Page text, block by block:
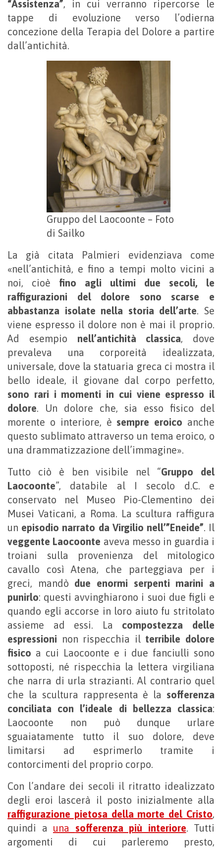
“Assistenza”, in cui verranno ripercorse le
tappe di evoluzione verso l’odierna
concezione della Terapia del Dolore a partire
dall’antichità.
Gruppo del Laocoonte – Foto
di Sailko
La già citata Palmieri evidenziava come
«nell’antichità, e fino a tempi molto vicini a
noi, cioè fino agli ultimi due secoli, le
raffigurazioni del dolore sono scarse e
abbastanza isolate nella storia dell’arte. Se
viene espresso il dolore non è mai il proprio.
Ad esempio nell’antichità classica, dove
prevaleva una corporeità idealizzata,
universale, dove la statuaria greca ci mostra il
bello ideale, il giovane dal corpo perfetto,
sono rari i momenti in cui viene espresso il
dolore. Un dolore che, sia esso fisico del
morente o interiore, è sempre eroico anche
questo sublimato attraverso un tema eroico, o
una drammatizzazione dell’immagine».
Tutto ciò è ben visibile nel “Gruppo del
Laocoonte”, databile al I secolo d.C. e
conservato nel Museo Pio-Clementino dei
Musei Vaticani, a Roma. La scultura raffigura
un episodio narrato da Virgilio nell’”Eneide”. Il
veggente Laocoonte aveva messo in guardia i
troiani sulla provenienza del mitologico
cavallo così Atena, che parteggiava per i
greci, mandò due enormi serpenti marini a
punirlo: questi avvinghiarono i suoi due figli e
quando egli accorse in loro aiuto fu stritolato
assieme ad essi. La compostezza delle
espressioni non rispecchia il terribile dolore
fisico a cui Laocoonte e i due fanciulli sono
sottoposti, né rispecchia la lettera virgiliana
che narra di urla strazianti. Al contrario quel
che la scultura rappresenta è la sofferenza
conciliata con l’ideale di bellezza classica:
Laocoonte non può dunque urlare
sguaiatamente tutto il suo dolore, deve
limitarsi ad esprimerlo tramite i
contorcimenti del proprio corpo.
Con l’andare dei secoli il ritratto idealizzato
degli eroi lascerà il posto inizialmente alla
raffigurazione pietosa della morte del Cristo,
quindi a una sofferenza più interiore. Tutti
argomenti di cui parleremo presto,